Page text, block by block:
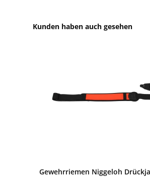
Produktgalerie überspringen
Kunden haben auch gesehen
Gewehrriemen Niggeloh